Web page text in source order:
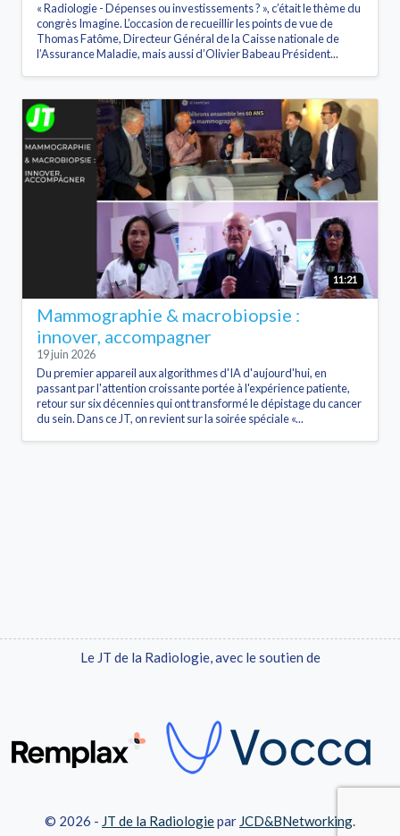
« Radiologie - Dépenses ou investissements ? », c’était le thème du
congrès Imagine. L’occasion de recueillir les points de vue de
Thomas Fatôme, Directeur Général de la Caisse nationale de
l’Assurance Maladie, mais aussi d’Olivier Babeau Président...
11:21
Mammographie & macrobiopsie :
innover, accompagner
19 juin 2026
Du premier appareil aux algorithmes d'IA d'aujourd'hui, en
passant par l'attention croissante portée à l'expérience patiente,
retour sur six décennies qui ont transformé le dépistage du cancer
du sein. Dans ce JT, on revient sur la soirée spéciale «...
Le JT de la Radiologie, avec le soutien de
© 2026 - JT de la Radiologiepar JCD&BNetworking